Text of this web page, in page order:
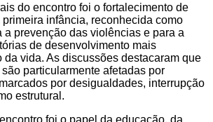
do encontro foi o fortalecimento de
infância, reconhecida como
a prevenção das violências e para a
de desenvolvimento mais
vida. As discussões destacaram que
particularmente afetadas por
por desigualdades, interrupção
estrutural.
foi o papel da educação, da